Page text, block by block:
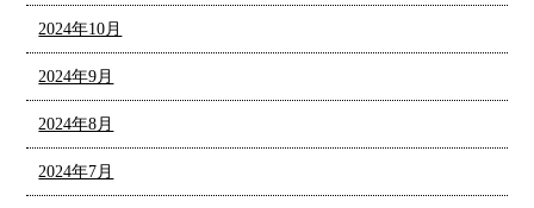
2024年10月
2024年9月
2024年8月
2024年7月